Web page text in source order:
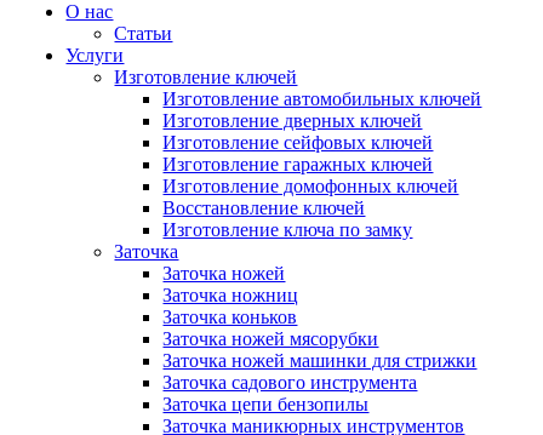
О нас
Статьи
Услуги
Изготовление ключей
Изготовление автомобильных ключей
Изготовление дверных ключей
Изготовление сейфовых ключей
Изготовление гаражных ключей
Изготовление домофонных ключей
Восстановление ключей
Изготовление ключа по замку
Заточка
Заточка ножей
Заточка ножниц
Заточка коньков
Заточка ножей мясорубки
Заточка ножей машинки для стрижки
Заточка садового инструмента
Заточка цепи бензопилы
Заточка маникюрных инструментов